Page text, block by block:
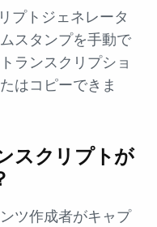
プトジェネレータ
スタンプを手動で
ランスクリプショ
はコピーできま
スクリプトが
ツ作成者がキャプ